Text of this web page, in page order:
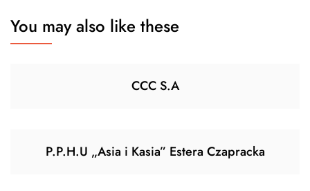
You may also like these
CCC S.A
P.P.H.U „Asia i Kasia” Estera Czapracka